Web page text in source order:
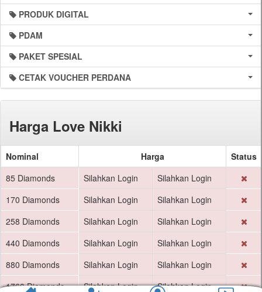
PRODUK DIGITAL
PDAM
PAKET SPESIAL
CETAK VOUCHER PERDANA
Harga Love Nikki
Nominal Harga
Status
85 Diamonds
Silahkan Login
Silahkan Login
170 Diamonds
Silahkan Login
Silahkan Login
258 Diamonds
Silahkan Login
Silahkan Login
440 Diamonds
Silahkan Login
Silahkan Login
880 Diamonds
Silahkan Login
Silahkan Login
1760 Diamonds
Silahkan Login Silahkan Login